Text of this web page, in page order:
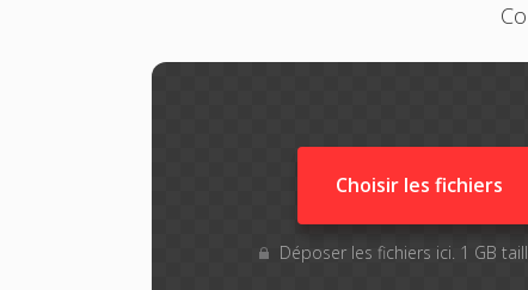
Choisir les fichiers
Déposer les fichiers ici. 1 GB